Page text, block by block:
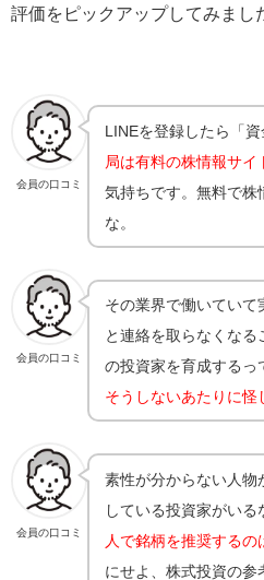
評価をピックアップしてみまし
会員の口コミ
LINEを登録したら「
局は有料の株情報サイ
気持ちです。無料で株
な。
会員の口コミ
その業界で働いていて
と連絡を取らなくな
の投資家を育成するっ
そうしないあたりに怪
会員の口コミ
素性が分からない人物
している投資家がい
人で銘柄を推奨する
にせよ、株式投資の参